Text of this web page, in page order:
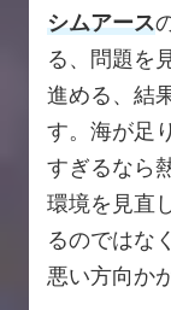
シムアース
る、問題を
進める、結
す。海が足
すぎるなら
環境を見直
るのではな
悪い方向か